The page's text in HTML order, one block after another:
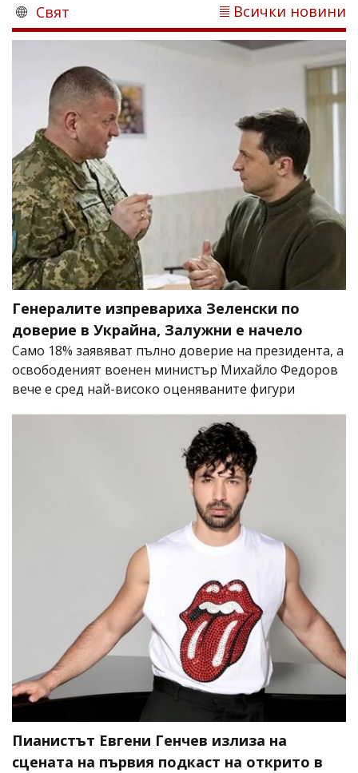
Свят Всички новини
Генералите изпревариха Зеленски по
доверие в Украйна, Залужни е начело
Само 18% заявяват пълно доверие на президента, а
освободеният военен министър Михайло Федоров
вече е сред най-високо оценяваните фигури
Пианистът Евгени Генчев излиза на
сцената на първия подкаст на открито в